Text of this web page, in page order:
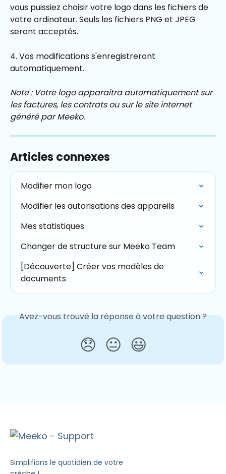
vous puissiez choisir votre logo dans les fichiers de
votre ordinateur. Seuls les fichiers PNG et JPEG
seront acceptés.
4. Vos modifications s'enregistreront
automatiquement.
Note : Votre logo apparaîtra automatiquement sur
les factures, les contrats ou sur le site internet
généré par Meeko.
Articles connexes
Modifier mon logo
Modifier les autorisations des appareils
Mes statistiques
Changer de structure sur Meeko Team
[Découverte] Créer vos modèles de
documents
Avez-vous trouvé la réponse à votre question ?
😞 😐 😃
Simplifions le quotidien de votre